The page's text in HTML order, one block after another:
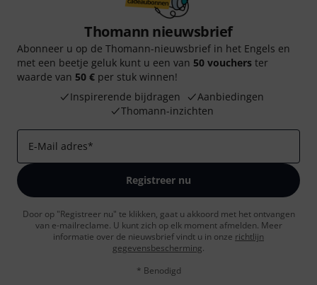
Thomann nieuwsbrief
Abonneer u op de Thomann-nieuwsbrief in het Engels en
met een beetje geluk kunt u een van 50 vouchers ter
waarde van 50 € per stuk winnen!
Inspirerende bijdragen
Aanbiedingen
Thomann-inzichten
E-Mail adres*
Registreer nu
Door op "Registreer nu" te klikken, gaat u akkoord met het ontvangen
van e-mailreclame. U kunt zich op elk moment afmelden. Meer
informatie over de nieuwsbrief vindt u in onze richtlijn
gegevensbescherming.
* Benodigd